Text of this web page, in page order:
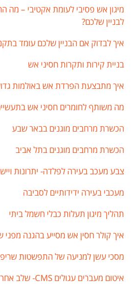
מיגון אש פסיבי לעומת אקטיבי – מה
לבניין שלכם?
איך לבדוק אם הבניין שלכם עומד
בניית קירות ותקרות חסיני אש
איך מתבצעת הפרדת אש באולמות
מה משותף לחומרים חסיני אש
הכשרת מרחבים מוגנים בבאר שבע
הכשרת מרחבים מוגנים בתל אביב
צבע מעכב בעירה לפלדה- יתרונות
מעכבי בעירה ידידותיים לסביבה
תהליך מיגון תעלות כבלי חשמל ביתי
איך קולר חסין אש מסייע בהגנה מפני
מסכי עשן למניעה של התפשטות
איטום מעברים עגולים CMS- שלב אחר שלב